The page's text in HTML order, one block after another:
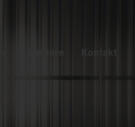
Karriere Kontakt